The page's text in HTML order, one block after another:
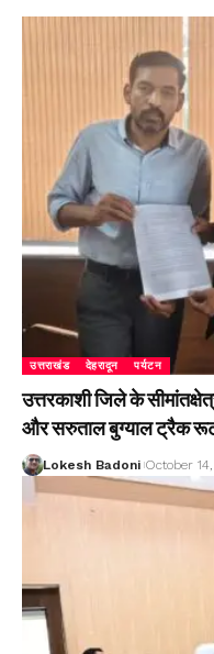
उत्तराखंड देहरादून पर्यटन
उत्तरकाशी जिले के
और सरुताल बुग्याल ट्रैक
Lokesh Badoni October